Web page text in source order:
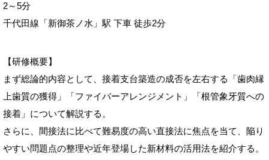
2～5分
千代田線「新御茶ノ水」駅 下車 徒歩2分
【研修概要】
まず総論的内容として、接着支台築造の成否を左右する「歯肉縁
上歯質の獲得」「ファイバーアレンジメント」「根管象牙質への
接着」について解説する。
さらに、間接法に比べて難易度の高い直接法に焦点を当て、陥り
やすい問題点の整理や近年登場した新材料の活用法を紹介する。